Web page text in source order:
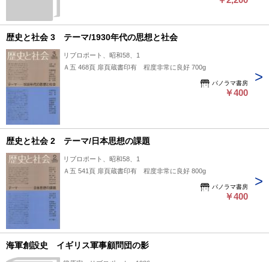
歴史と社会 3 テーマ/1930年代の思想と社会
リブロポート、昭和58、1
Ａ五 468頁 扉頁蔵書印有 程度非常に良好 700g
パノラマ書房
￥400
歴史と社会 2 テーマ/日本思想の課題
リブロポート、昭和58、1
Ａ五 541頁 扉頁蔵書印有 程度非常に良好 800g
パノラマ書房
￥400
海軍創設史 イギリス軍事顧問団の影